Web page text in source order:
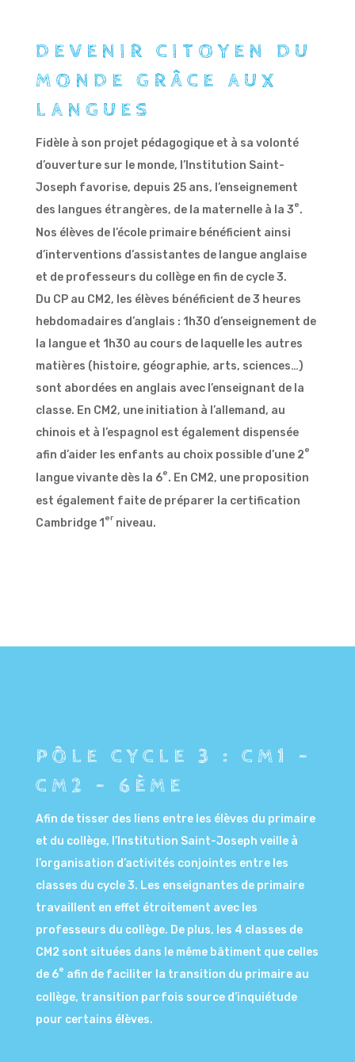
DEVENIR CITOYEN DU
MONDE GRÂCE AUX
LANGUES
Fidèle à son projet pédagogique et à sa volonté
d’ouverture sur le monde, l’Institution Saint-
Joseph favorise, depuis 25 ans, l’enseignement
des langues étrangères, de la maternelle à la 3e.
Nos élèves de l’école primaire bénéficient ainsi
d’interventions d’assistantes de langue anglaise
et de professeurs du collège en fin de cycle 3.
Du CP au CM2, les élèves bénéficient de 3 heures
hebdomadaires d’anglais : 1h30 d’enseignement de
la langue et 1h30 au cours de laquelle les autres
matières (histoire, géographie, arts, sciences…)
sont abordées en anglais avec l’enseignant de la
classe. En CM2, une initiation à l’allemand, au
chinois et à l’espagnol est également dispensée
afin d’aider les enfants au choix possible d’une 2e
langue vivante dès la 6e. En CM2, une proposition
est également faite de préparer la certification
Cambridge 1 er niveau.
PÔLE CYCLE 3 : CM1 -
CM2 - 6ÈME
Afin de tisser des liens entre les élèves du primaire
et du collège, l’Institution Saint-Joseph veille à
l’organisation d’activités conjointes entre les
classes du cycle 3. Les enseignantes de primaire
travaillent en effet étroitement avec les
professeurs du collège. De plus, les 4 classes de
CM2 sont situées dans le même bâtiment que celles
de 6e afin de faciliter la transition du primaire au
collège, transition parfois source d’inquiétude
pour certains élèves.